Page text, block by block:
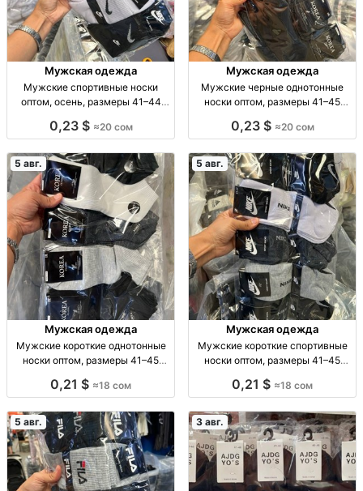
Мужская одежда
Мужские спортивные носки
оптом, осень, размеры 41–44
44, уп. 10 шт., опт.
0,23 $ ≈20 сом
Мужская одежда
Мужские черные однотонные
носки оптом, размеры 41–45
41–45, уп. 10 пар, опт.
0,23 $ ≈20 сом
5 авг.
Мужская одежда
Мужские короткие однотонные
носки оптом, размеры 41–45
р 41–45, опт: 18 сом/пара, компл.
0,21 $ ≈18 сом
5 авг.
Мужская одежда
Мужские короткие спортивные
носки оптом, размеры 41–45
уп. 10 шт. — 180 сом
0,21 $ ≈18 сом
5 авг. 3 авг.